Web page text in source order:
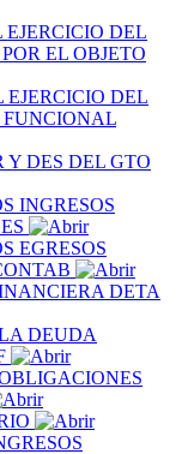
DEL
EL OBJETO
DEL
FUNCIONAL
Y DES DEL GTO
INGRESOS
EGRESOS
DETA
DEUDA